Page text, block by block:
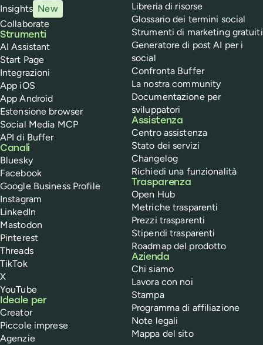
Insights New
Collaborate
Strumenti
AI Assistant
Start Page
Integrazioni
App iOS
App Android
Estensione browser
Social Media MCP
API di Buffer
Canali
Bluesky
Facebook
Google Business Profile
Instagram
LinkedIn
Mastodon
Pinterest
Threads
TikTok
X
YouTube
Ideale per
Creator
Piccole imprese
Agenzie
Libreria di risorse
Glossario dei termini social
Strumenti di marketing gratuiti
Generatore di post AI per i
social
Confronta Buffer
La nostra community
Documentazione per
sviluppatori
Assistenza
Centro assistenza
Stato dei servizi
Changelog
Richiedi una funzionalità
Trasparenza
Open Hub
Metriche trasparenti
Prezzi trasparenti
Stipendi trasparenti
Roadmap del prodotto
Azienda
Chi siamo
Lavora con noi
Stampa
Programma di affiliazione
Note legali
Mappa del sito